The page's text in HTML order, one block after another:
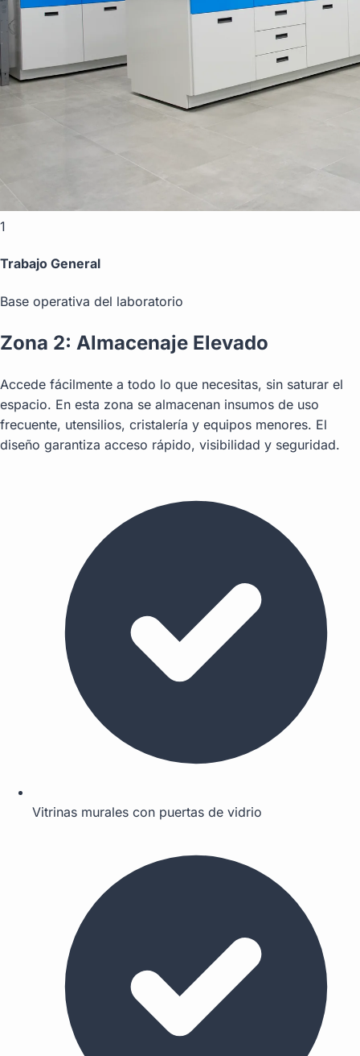
1
Trabajo General
Base operativa del laboratorio
Zona 2: Almacenaje Elevado
Accede fácilmente a todo lo que necesitas, sin saturar el
espacio. En esta zona se almacenan insumos de uso
frecuente, utensilios, cristalería y equipos menores. El
diseño garantiza acceso rápido, visibilidad y seguridad.
Vitrinas murales con puertas de vidrio